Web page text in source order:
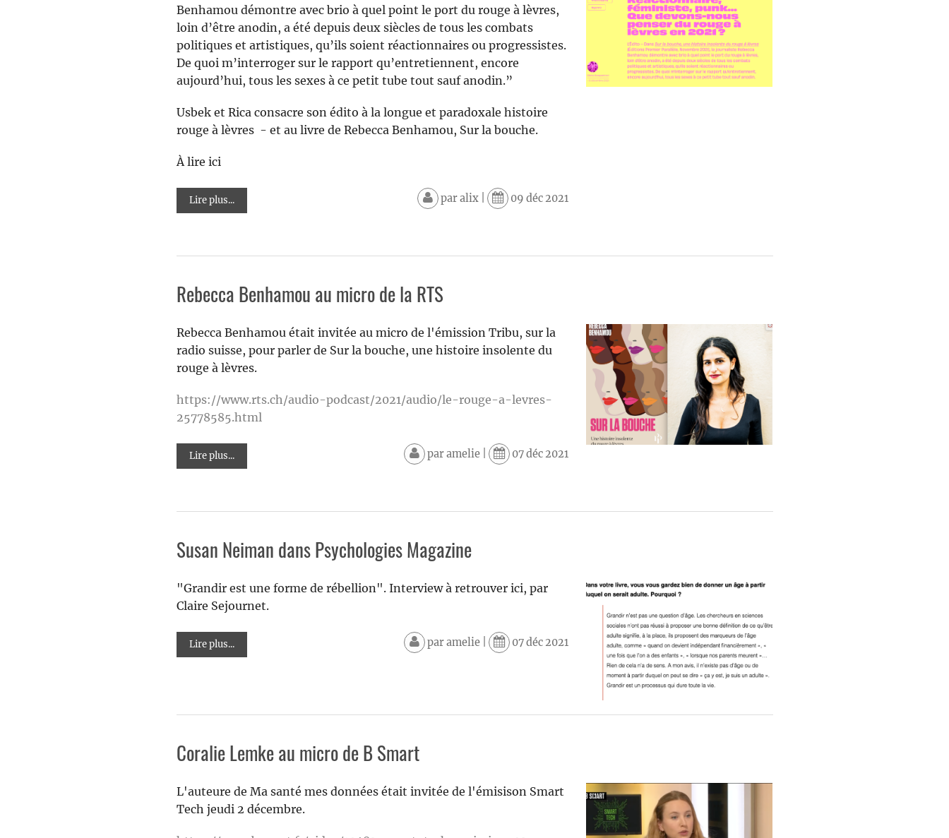
Benhamou démontre avec brio à quel point le port du rouge à lèvres,
loin d’être anodin, a été depuis deux siècles de tous les combats
politiques et artistiques, qu’ils soient réactionnaires ou progressistes.
De quoi m’interroger sur le rapport qu’entretiennent, encore
aujourd’hui, tous les sexes à ce petit tube tout sauf anodin.”
Usbek et Rica consacre son édito à la longue et paradoxale histoire
rouge à lèvres - et au livre de Rebecca Benhamou, Sur la bouche.
À lire ici
Lire plus... paralix| 09 déc 2021
Rebecca Benhamou au micro de la RTS
Rebecca Benhamou était invitée au micro de l'émission Tribu, sur la
radio suisse, pour parler de Sur la bouche, une histoire insolente du
rouge à lèvres.
https://www.rts.ch/audio-podcast/2021/audio/le-rouge-a-levres-
25778585.html
Lire plus... paramelie| 07 déc 2021
Susan Neiman dans Psychologies Magazine
"Grandir est une forme de rébellion". Interview à retrouver ici, par
Claire Sejournet.
Lire plus... paramelie| 07 déc 2021
Coralie Lemke au micro de B Smart
L'auteure de Ma santé mes données était invitée de l'émisison Smart
Tech jeudi 2 décembre.